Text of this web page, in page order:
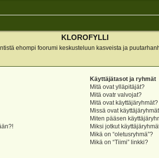
KLOROFYLLI
ehompi foorumi keskusteluun kasveista ja
Käyttäjätasot ja ryhmät
Mitä ovat ylläpitäjät?
Mitä ovatr valvojat?
Mitä ovat käyttäjäryhmät?
Missä ovat
Miten pääsen
Miksi jotkut
Mikä on “oletusryhmä”?
Mikä on “Tiimi” linkki?